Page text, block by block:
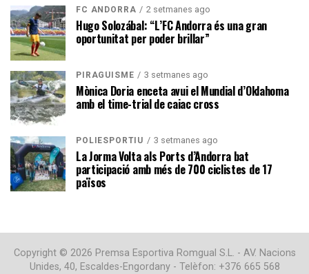
FC ANDORRA 2 setmanes ago
Hugo Solozábal: “L’FC Andorra és una gran
oportunitat per poder brillar”
PIRAGÜISME 3 setmanes ago
Mònica Doria enceta avui el Mundial d’Oklahoma
amb el time-trial de caiac cross
POLIESPORTIU 3 setmanes ago
La Jorma Volta als Ports d’Andorra bat
participació amb més de 700 ciclistes de 17
països
Copyright © 2026 Premsa Esportiva Romgual S.L. - AV. Nacions
Unides, 40, Escaldes-Engordany - Telèfon: +376 665 568